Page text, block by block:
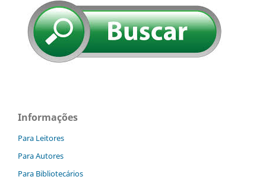
Informações
Para Leitores
Para Autores
Para Bibliotecários